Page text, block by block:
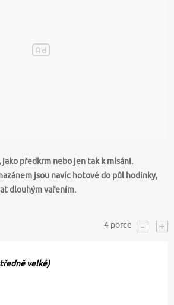
předkrm nebo jen tak k mlsání.
jsou navíc hotové do půl hodinky,
dlouhým vařením.
4 porce
velké)